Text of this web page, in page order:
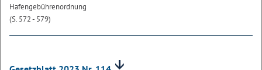
Hafengebührenordnung
(S. 572 - 579)